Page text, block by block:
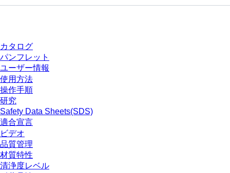
カタログ
パンフレット
ユーザー情報
使用方法
操作手順
研究
Safety Data Sheets(SDS)
適合宣言
ビデオ
品質管理
材質特性
清浄度レベル